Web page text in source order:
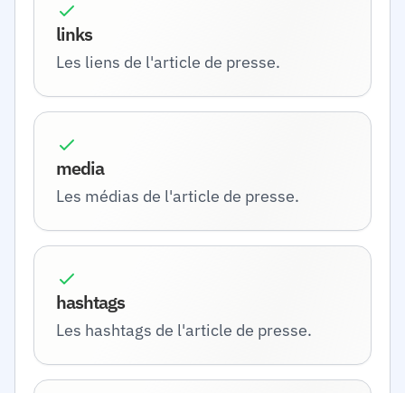
links
Les liens de l'article de presse.
media
Les médias de l'article de presse.
hashtags
Les hashtags de l'article de presse.